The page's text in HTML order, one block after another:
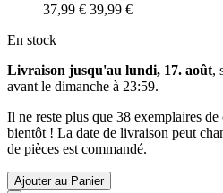
37,99 € 39,99 €
En stock
Livraison jusqu'au lundi, 17. août,
avant le dimanche à 23:59.
Il ne reste plus que 38 exemplaires
bientôt ! La date de livraison peut
de pièces est commandé.
Ajouter au Panier